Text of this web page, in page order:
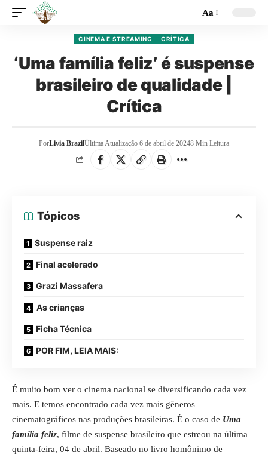
Aa
CINEMA E STREAMING CRÍTICA
‘Uma família feliz’ é suspense
brasileiro de qualidade |
Crítica
PorLivia BrazilÚltima Atualização 6 de abril de 20248 Min Leitura
Tópicos
Suspense raiz
Final acelerado
Grazi Massafera
As crianças
Ficha Técnica
POR FIM, LEIA MAIS:
É muito bom ver o cinema nacional se diversificando cada vez
mais. E temos encontrado cada vez mais gêneros
cinematográficos nas produções brasileiras. É o caso de Uma
família feliz, filme de suspense brasileiro que estreou na última
quinta-feira, 04 de abril. Baseado no livro homônimo de